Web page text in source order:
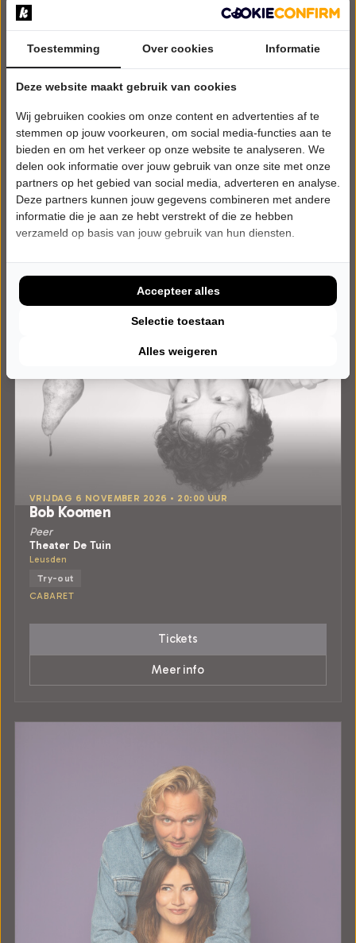
Theater De Tuin
CABARET
VRIJDAG 6 NOVEMBER 2026 • 20:00 UUR
Bob Koomen
Peer
Theater De Tuin
Leusden
Try-out
CABARET
Tickets
Meer info
Toestemming Over cookies Informatie
Deze website maakt gebruik van cookies
Wij gebruiken cookies om onze content en advertenties af te
stemmen op jouw voorkeuren, om social media-functies aan te
bieden en om het verkeer op onze website te analyseren. We
delen ook informatie over jouw gebruik van onze site met onze
partners op het gebied van social media, adverteren en analyse.
Deze partners kunnen jouw gegevens combineren met andere
informatie die je aan ze hebt verstrekt of die ze hebben
verzameld op basis van jouw gebruik van hun diensten.
Alles weigeren
Selectie toestaan
Accepteer alles